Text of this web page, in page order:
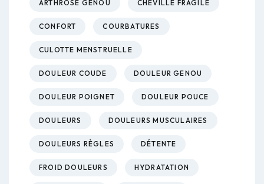
ARTHROSE GENOU CHEVILLE FRAGILE
CONFORT COURBATURES
CULOTTE MENSTRUELLE
DOULEUR COUDE DOULEUR GENOU
DOULEUR POIGNET DOULEUR POUCE
DOULEURS DOULEURS MUSCULAIRES
DOULEURS RÈGLES DÉTENTE
FROID DOULEURS HYDRATATION